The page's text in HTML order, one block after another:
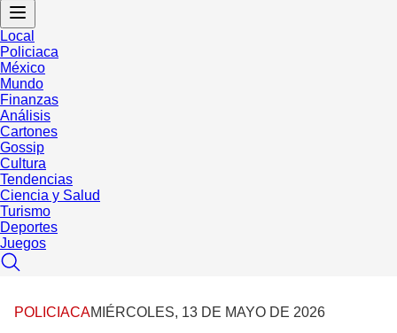
Local
Policiaca
México
Mundo
Finanzas
Análisis
Cartones
Gossip
Cultura
Tendencias
Ciencia y Salud
Turismo
Deportes
Juegos
POLICIACAMIÉRCOLES, 13 DE MAYO DE 2026